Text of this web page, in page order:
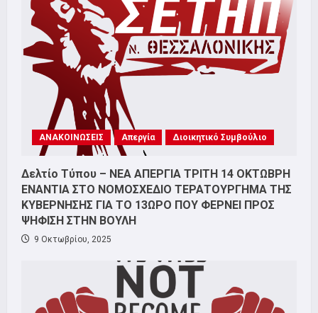
ΑΝΑΚΟΙΝΩΣΕΙΣ Απεργία Διοικητικό Συμβούλιο
Δελτίο Τύπου – ΝΕΑ ΑΠΕΡΓΙΑ ΤΡΙΤΗ 14 ΟΚΤΩΒΡΗ
ΕΝΑΝΤΙΑ ΣΤΟ ΝΟΜΟΣΧΕΔΙΟ ΤΕΡΑΤΟΥΡΓΗΜΑ ΤΗΣ
ΚΥΒΕΡΝΗΣΗΣ ΓΙΑ ΤΟ 13ΩΡΟ ΠΟΥ ΦΕΡΝΕΙ ΠΡΟΣ
ΨΗΦΙΣΗ ΣΤΗΝ ΒΟΥΛΗ
9 Οκτωβρίου, 2025